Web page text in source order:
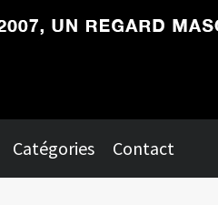
Catégories Contact